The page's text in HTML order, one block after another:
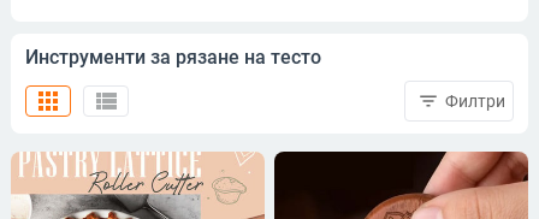
Инструменти за рязане на тесто
view_list
apps filter_list Филтри